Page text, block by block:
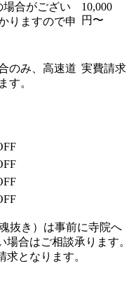
場合がござい
りますので申
10,000
円〜
のみ、高速道
す。
実費請求
抜き）は事前に寺院へ
合はご相談承ります。
となります。